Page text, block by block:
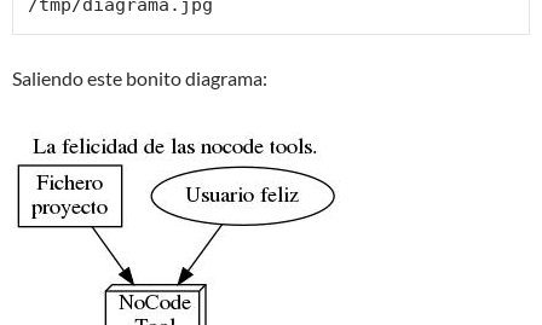
/tmp/diagrama.jpg
Saliendo este bonito diagrama: